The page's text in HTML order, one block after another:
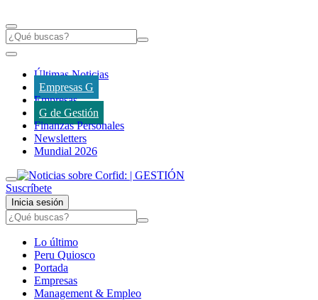
Últimas Noticias
Empresas G
Empresas
G de Gestión
Finanzas Personales
Newsletters
Mundial 2026
Suscríbete
Inicia sesión
Lo último
Peru Quiosco
Portada
Empresas
Management & Empleo